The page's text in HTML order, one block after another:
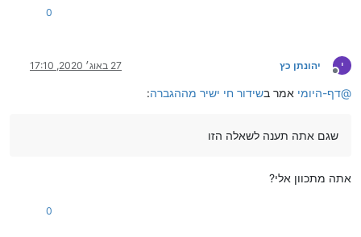
0
י
מנותק
יהונתן כץ 27 באוג׳ 2020, 17:10
@דף-היומי אמר בשידור חי ישיר מההגברה:
שגם אתה תענה לשאלה הזו
אתה מתכוון אלי?
0